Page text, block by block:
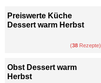
Preiswerte Küche
Dessert warm Herbst
(38 Rezepte)
Obst Dessert warm
Herbst